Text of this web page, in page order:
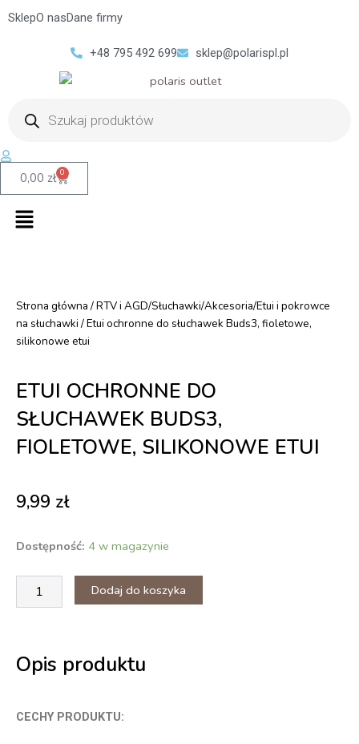
SklepO nasDane firmy
+48 795 492 699 sklep@polarispl.pl
produktów
0,00 zł 0
Cart
Menu
Strona główna /RTV i AGD/Słuchawki/Akcesoria/Etui i pokrowce
na słuchawki / Etui ochronne do słuchawek Buds3, fioletowe,
silikonowe etui
ETUI OCHRONNE DO
SŁUCHAWEK BUDS3,
FIOLETOWE, SILIKONOWE ETUI
9,99 zł
Dostępność: 4 w magazynie
ilość
ochronne
słuchawek
silikonowe
etui
Dodaj do koszyka
Opis produktu
CECHY PRODUKTU: